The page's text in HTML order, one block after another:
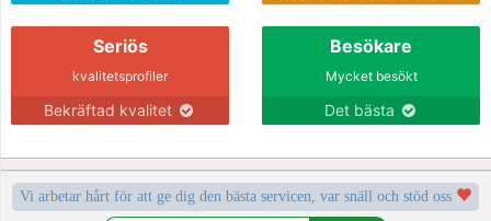
Seriös
kvalitetsprofiler
Bekräftad kvalitet
Besökare
Mycket besökt
Det bästa
Vi arbetar hårt för att ge dig den bästa servicen, var snäll och stöd oss